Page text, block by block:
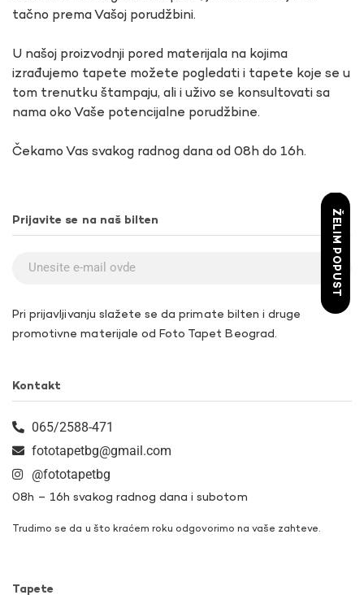
tačno prema Vašoj porudžbini.
U našoj proizvodnji pored materijala na kojima
izrađujemo tapete možete pogledati i tapete koje se u
tom trenutku štampaju, ali i uživo se konsultovati sa
nama oko Vaše potencijalne porudžbine.
Čekamo Vas svakog radnog dana od 08h do 16h.
Prijavite se na naš bilten
Pri prijavljivanju slažete se da primate bilten i druge
promotivne materijale od Foto Tapet Beograd.
Kontakt
065/2588-471
fototapetbg@gmail.com
@fototapetbg
08h – 16h svakog radnog dana i subotom
Trudimo se da u što kraćem roku odgovorimo na vaše zahteve.
Tapete
ŽELIM POPUST